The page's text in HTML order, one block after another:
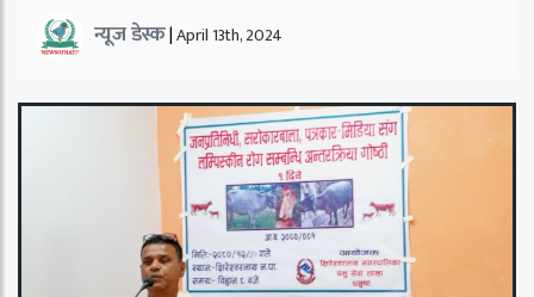
न्यूज डेस्क|April 13th, 2024